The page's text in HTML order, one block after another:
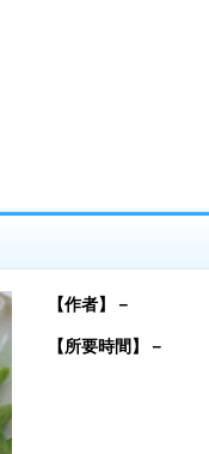
【作者】－
【所要時間】－